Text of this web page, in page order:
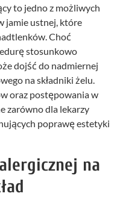
to jedno z możliwych
jamie ustnej, które
Choć
stosunkowo
dojść do nadmiernej
na składniki żelu.
oraz postępowania w
zarówno dla lekarzy
poprawę estetyki
na